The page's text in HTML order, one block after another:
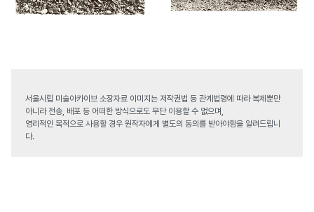
서울시립 미술아카이브 소장자료 이미지는 저작권법 등 관계법령에 따라 복제뿐만
아니라 전송, 배포 등 어떠한 방식으로도 무단 이용할 수 없으며,
영리적인 목적으로 사용할 경우 원작자에게 별도의 동의를 받아야함을 알려드립니
다.